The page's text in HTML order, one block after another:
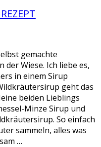
gemachte
Wiese. Ich liebe es,
in einem Sirup
geht das
beiden Lieblings
Minze Sirup und
So einfach
sammeln, alles was
…